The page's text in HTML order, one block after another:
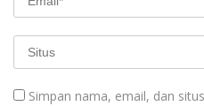
Simpan nama, email, dan